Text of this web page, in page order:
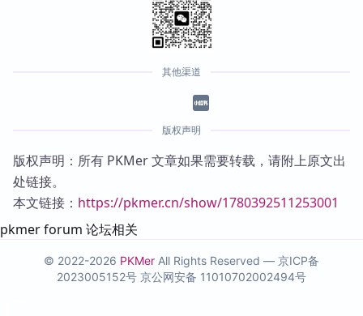
其他渠道
版权声明
版权声明：所有 PKMer 文章如果需要转载，请附上原文出
处链接。
本文链接： https://pkmer.cn/show/1780392511253001
pkmer forum 论坛相关
© 2022-2026 PKMer All Rights Reserved — 京ICP备
2023005152号 京公网安备 11010702002494号